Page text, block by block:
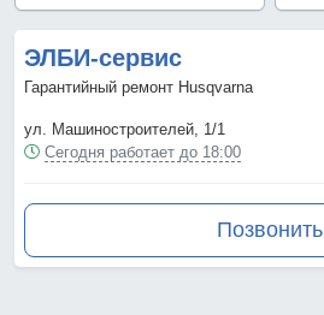
ЭЛБИ-сервис
Гарантийный ремонт Husqvarna
ул. Машиностроителей, 1/1
Сегодня работает до 18:00
Позвонить